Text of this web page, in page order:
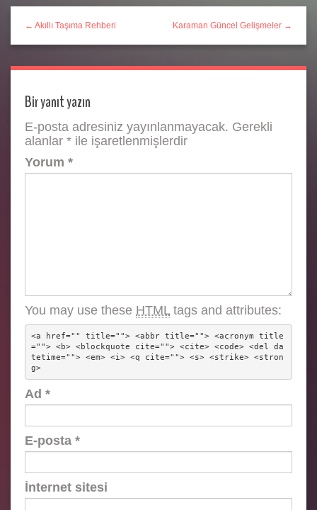
← Akıllı Taşıma Rehberi Karaman Güncel Gelişmeler →
Bir yanıt yazın
E-posta adresiniz yayınlanmayacak. Gerekli
alanlar * ile işaretlenmişlerdir
Yorum *
You may use these HTMLtags and attributes:
<a href="" title=""> <abbr title=""> <acronym title
=""> <b> <blockquote cite=""> <cite> <code> <del da
tetime=""> <em> <i> <q cite=""> <s> <strike> <stron
g>
Ad *
E-posta *
İnternet sitesi